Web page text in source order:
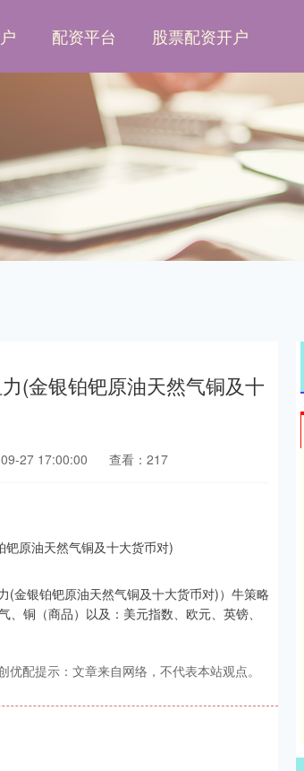
配资平台 股票配资开户
(金银铂钯原油天然气铜及十
27 17:00:00 查看：217
(金银铂钯原油天然气铜及十大货币对)）牛策略
铜（商品）以及：美元指数、欧元、英镑、
优配提示：文章来自网络，不代表本站观点。